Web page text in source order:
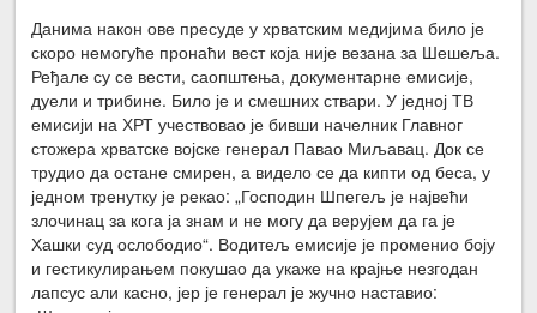
Данима након ове пресуде у хрватским медијима било је
скоро немогуће пронаћи вест која није везана за Шешеља.
Ређале су се вести, саопштења, документарне емисије,
дуели и трибине. Било је и смешних ствари. У једној ТВ
емисији на ХРТ учествовао је бивши начелник Главног
стожера хрватске војске генерал Павао Миљавац. Док се
трудио да остане смирен, а видело се да кипти од беса, у
једном тренутку је рекао: „Господин Шпегељ је највећи
злочинац за кога ја знам и не могу да верујем да га је
Хашки суд ослободио“. Водитељ емисије је променио боју
и гестикулирањем покушао да укаже на крајње незгодан
лапсус али касно, јер је генерал је жучно наставио: